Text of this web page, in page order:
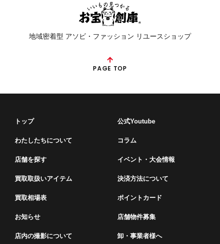
地域密着型 アソビ・ファッション リユースショップ
PAGE TOP
トップ
わたしたちについて
店舗を探す
買取取扱いアイテム
買取相場表
お知らせ
店内の撮影について
公式Youtube
コラム
イベント・⼤会情報
決済方法について
ポイントカード
店舗物件募集
卸・事業者様へ